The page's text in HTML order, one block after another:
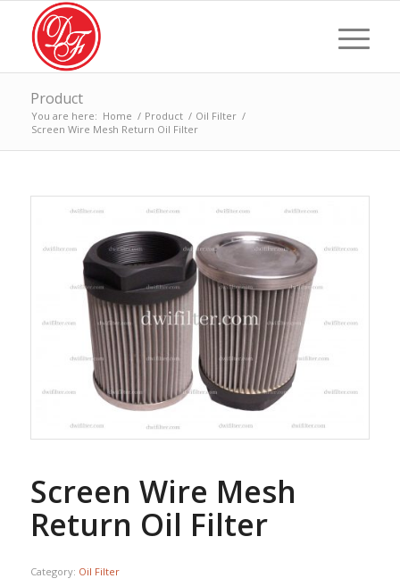
Product
You are here: Home / Product / Oil Filter /
Screen Wire Mesh Return Oil Filter
Screen Wire Mesh
Return Oil Filter
Category: Oil Filter